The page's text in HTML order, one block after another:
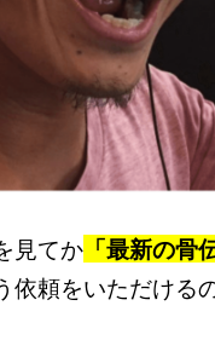
見てか 「最新の骨
依頼をいただける